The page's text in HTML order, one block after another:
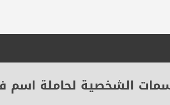
الشخصية لحاملة اسم